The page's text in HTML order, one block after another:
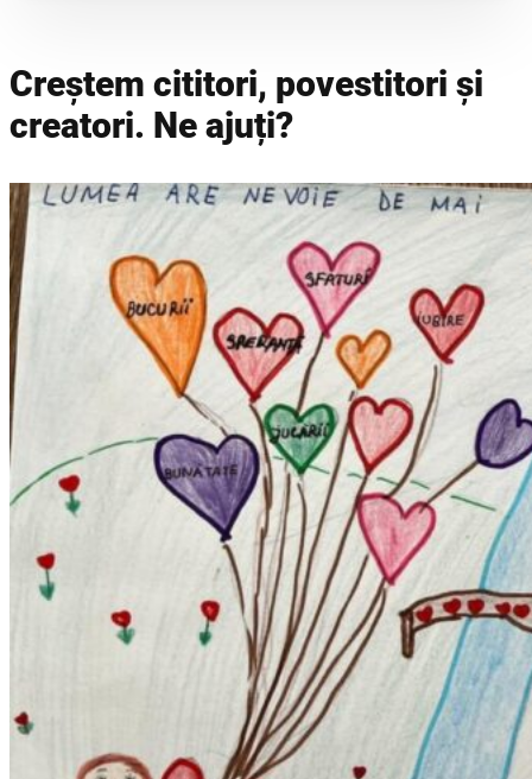
Creștem cititori, povestitori și
creatori. Ne ajuți?